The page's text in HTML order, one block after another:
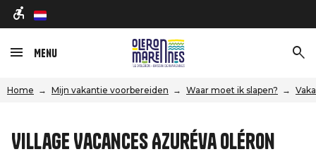
nl
Menu
Home Mijn vakantie voorbereiden Waar moet ik slapen?
Village Vacances Azuréva Oléron